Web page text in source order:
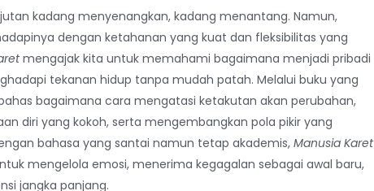
kadang menyenangkan, kadang menantang. Namun,
dengan ketahanan yang kuat dan fleksibilitas yang
mengajak kita untuk memahami bagaimana menjadi pribadi
tekanan hidup tanpa mudah patah. Melalui buku yang
bagaimana cara mengatasi ketakutan akan perubahan,
diri yang kokoh, serta mengembangkan pola pikir yang
bahasa yang santai namun tetap akademis, Manusia Karet
mengelola emosi, menerima kegagalan sebagai awal baru,
jangka panjang.